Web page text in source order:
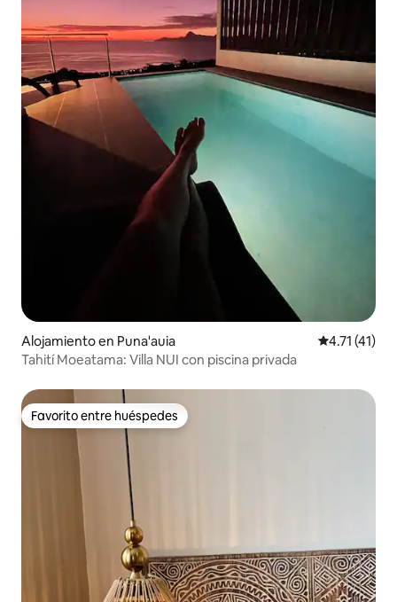
Alojamiento en Puna'auia Calificación
4.71 (41)
Tahití Moeatama: Villa NUI con piscina privada
Favorito entre huéspedes
Favorito entre huéspedes